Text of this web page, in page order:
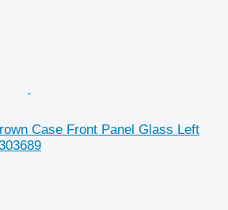
Case Front Panel Glass Left